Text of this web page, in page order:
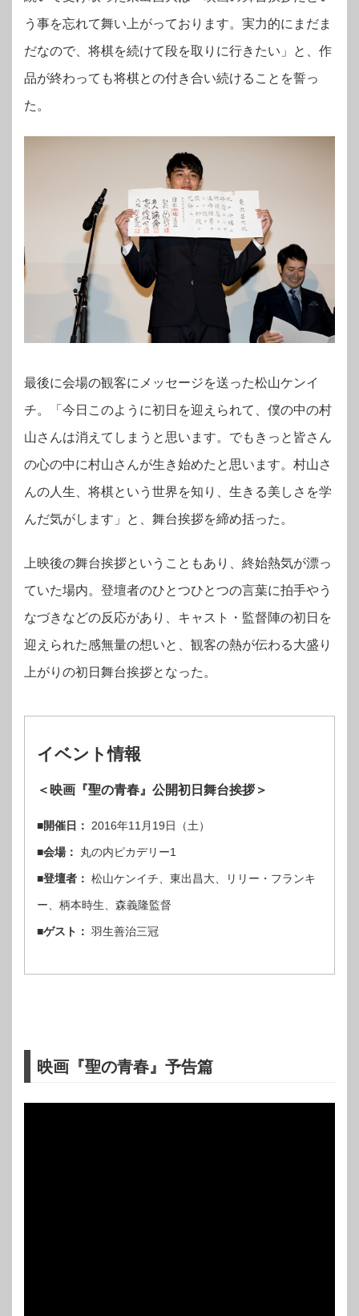
う事を忘れて舞い上がっております。実力的にまだま
だなので、将棋を続けて段を取りに行きたい」と、作
品が終わっても将棋との付き合い続けることを誓っ
た。
最後に会場の観客にメッセージを送った松山ケンイ
チ。「今日このように初日を迎えられて、僕の中の村
山さんは消えてしまうと思います。でもきっと皆さん
の心の中に村山さんが生き始めたと思います。村山さ
んの人生、将棋という世界を知り、生きる美しさを学
んだ気がします」と、舞台挨拶を締め括った。
上映後の舞台挨拶ということもあり、終始熱気が漂っ
ていた場内。登壇者のひとつひとつの言葉に拍手やう
なづきなどの反応があり、キャスト・監督陣の初日を
迎えられた感無量の想いと、観客の熱が伝わる大盛り
上がりの初日舞台挨拶となった。
イベント情報
＜映画『聖の青春』公開初日舞台挨拶＞
■開催日： 2016年11月19日（土）
■会場： 丸の内ピカデリー1
■登壇者： 松山ケンイチ、東出昌大、リリー・フランキ
ー、柄本時生、森義隆監督
■ゲスト： 羽生善治三冠
映画『聖の青春』予告篇